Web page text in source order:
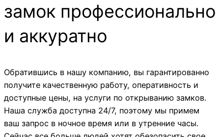
замок профессионально
и аккуратно
Обратившись в нашу компанию, вы гарантированно
получите качественную работу, оперативность и
доступные цены, на услуги по открыванию замков.
Наша служба доступна 24/7, поэтому мы примем
ваш запрос в ночное время или в утренние часы.